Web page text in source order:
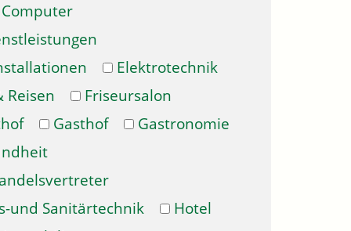
Computer
Elektrotechnik
Reisen
Friseursalon
Gasthof
Gastronomie
und Sanitärtechnik
Hotel